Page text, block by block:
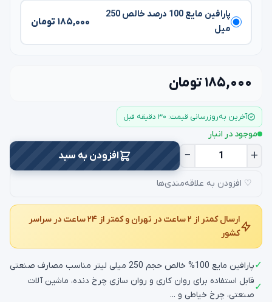
پارافین مایع 100 درصد خالص 250
میل
۱۸۵,۰۰۰ تومان
۱۸۵,۰۰۰ تومان
آخرین به‌روزرسانی قیمت: ۳۰ دقیقه قبل
موجود در انبار
− + افزودن به سبد
♡ افزودن به علاقه‌مندی‌ها
ارسال کمتر از ۲ ساعت در تهران و کمتر از ۲۴ ساعت در سراسر
کشور
✓پارافین مایع 100% خالص حجم 250 میلی لیتر مناسب مصارف صنعتی
✓
قابل استفاده برای روان کاری و روان سازی چرخ دنده، ماشین آلات
صنعتی، چرخ خیاطی و ...